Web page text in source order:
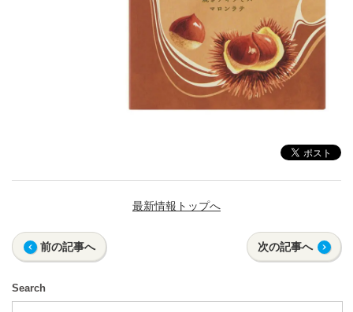
前の記事へ
最新情報トップへ
次の記事へ
Search